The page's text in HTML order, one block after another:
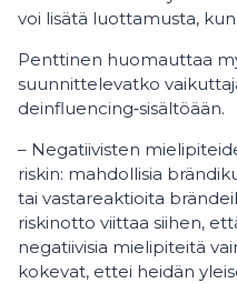
voi lisätä luottamusta,
Penttinen huomauttaa
suunnittelevatko
deinfluencing‑sisältöään.
– Negatiivisten
riskin: mahdollisia
tai vastareaktioita
riskinotto viittaa siihen,
negatiivisia mielipiteitä
kokevat, ettei heidän